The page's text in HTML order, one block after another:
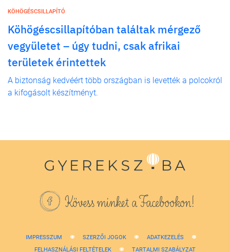
KÖHÖGÉSCSILLAPÍTÓ
Köhögéscsillapítóban találtak mérgező
vegyületet – úgy tudni, csak afrikai
területek érintettek
A biztonság kedvéért több országban is levették a polcokról
a kifogásolt készítményt.
Kövess minket a Facebookon!
IMPRESSZUM SZERZŐI JOGOK
ADATKEZELÉS
FELHASZNÁLÁSI FELTÉTELEK
TARTALMI SZABÁLYZAT